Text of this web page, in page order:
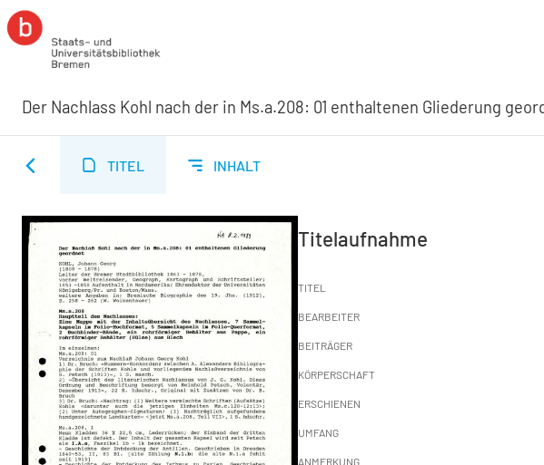
Der Nachlass Kohl nach der in Ms.a.208: 01 enthaltenen Gliederung
TITEL INHALT
Titelaufnahme
TITEL
BEARBEITER
BEITRÄGER
KÖRPERSCHAFT
ERSCHIENEN
UMFANG
ANMERKUNG